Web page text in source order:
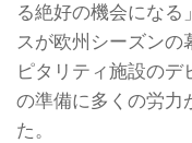
る絶好の機会になる
スが欧州シーズンの
ピタリティ施設の
の準備に多くの労力
た。